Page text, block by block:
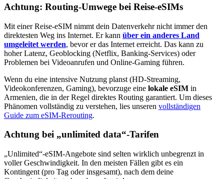
Achtung: Routing-Umwege bei Reise-eSIMs
Mit einer Reise-eSIM nimmt dein Datenverkehr nicht immer den
direktesten Weg ins Internet. Er kann über ein anderes Land
umgeleitet werden, bevor er das Internet erreicht. Das kann zu
hoher Latenz, Geoblocking (Netflix, Banking-Services) oder
Problemen bei Videoanrufen und Online-Gaming führen.
Wenn du eine intensive Nutzung planst (HD-Streaming,
Videokonferenzen, Gaming), bevorzuge eine lokale eSIM in
Armenien, die in der Regel direktes Routing garantiert. Um dieses
Phänomen vollständig zu verstehen, lies unseren vollständigen
Guide zum eSIM-Rerouting.
Achtung bei „unlimited data“-Tarifen
„Unlimited“-eSIM-Angebote sind selten wirklich unbegrenzt in
voller Geschwindigkeit. In den meisten Fällen gibt es ein
Kontingent (pro Tag oder insgesamt), nach dem deine